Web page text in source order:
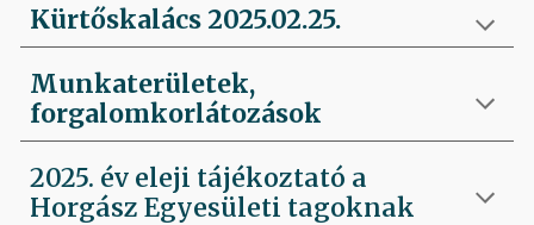
Kürtőskalács 2025.02.25.
Munkaterületek,
forgalomkorlátozások
2025. év eleji tájékoztató a
Horgász Egyesületi tagoknak